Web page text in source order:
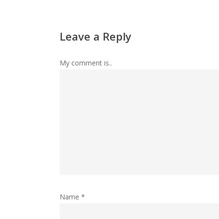
Leave a Reply
My comment is..
Name *